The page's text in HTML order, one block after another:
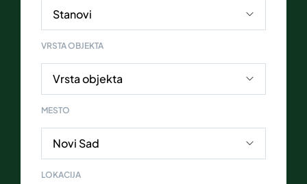
VRSTA OBJEKTA
MESTO
LOKACIJA